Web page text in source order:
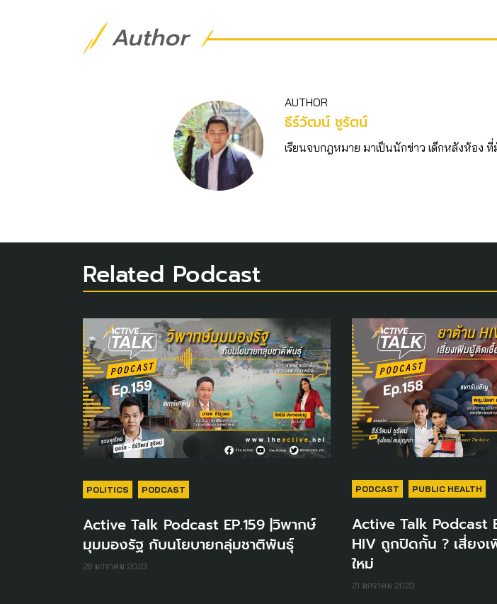
Author
AUTHOR
ธีร์วัฒน์ ชูรัตน์
เรียนจบกฎหมาย มาเป็นนักข่าว เด็กหลังห้อง
Related Podcast
POLITICS PODCAST
Active Talk Podcast EP.159 |วิพากษ์
มุมมองรัฐ กับนโยบายกลุ่มชาติพันธุ์
28 มกราคม 2023
PODCAST PUBLIC HEALTH
Active Talk Podcast
HIV ถูกปิดกั้น ? เสี่ยง
ใหม่
21 มกราคม 2023